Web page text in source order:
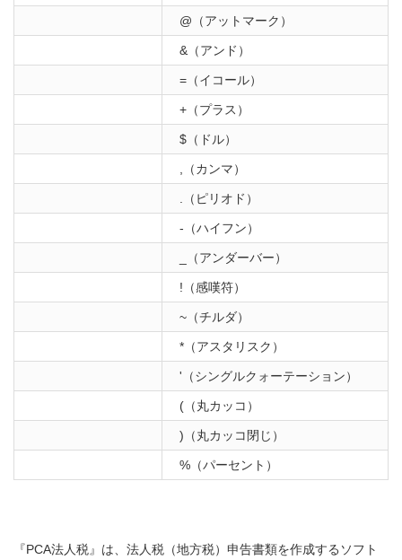
@（アットマーク）
&（アンド）
=（イコール）
+（プラス）
$（ドル）
,（カンマ）
.（ピリオド）
-（ハイフン）
_（アンダーバー）
!（感嘆符）
~（チルダ）
*（アスタリスク）
'（シングルクォーテーション）
(（丸カッコ）
)（丸カッコ閉じ）
%（パーセント）
『PCA法人税』は、法人税（地方税）申告書類を作成するソフト